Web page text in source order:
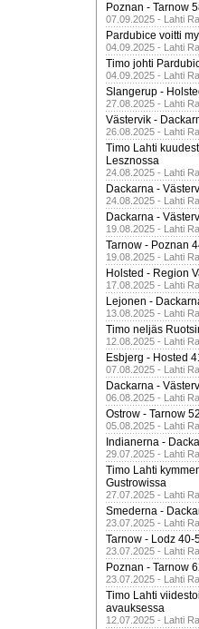
Poznan - Tarnow
07.09.2025 - Lahti
Pardubice voitti
04.09.2025 - Lahti
Timo johti
04.09.2025 - Lahti
Slangerup -
27.08.2025 - Lahti
Västervik -
26.08.2025 - Lahti
Timo Lahti
Lesznossa
24.08.2025 - Lahti
Dackarna -
24.08.2025 - Lahti
Dackarna -
19.08.2025 - Lahti
Tarnow - Poznan
19.08.2025 - Lahti
Holsted - Region
17.08.2025 - Lahti
Lejonen -
13.08.2025 - Lahti
Timo neljäs
12.08.2025 - Lahti
Esbjerg - Hosted
07.08.2025 - Lahti
Dackarna -
06.08.2025 - Lahti
Ostrow - Tarnow
05.08.2025 - Lahti
Indianerna -
29.07.2025 - Lahti
Timo Lahti
Gustrowissa
27.07.2025 - Lahti
Smederna -
23.07.2025 - Lahti
Tarnow - Lodz 40-
23.07.2025 - Lahti
Poznan - Tarnow
23.07.2025 - Lahti
Timo Lahti
avauksessa
12.07.2025 - Lahti